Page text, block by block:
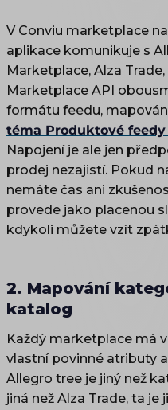
V Conviu marketplace
aplikace komunikuje s
Marketplace, Alza
Marketplace API
formátu feedu,
téma Produktové
Napojení je ale jen
prodej nezajistí. Pokud
nemáte čas ani
provede jako placenou
kdykoli můžete vzít
2. Mapování
katalog
Každý marketplace má
vlastní povinné atributy
Allegro tree je jiný než
jiná než Alza Trade, ta je